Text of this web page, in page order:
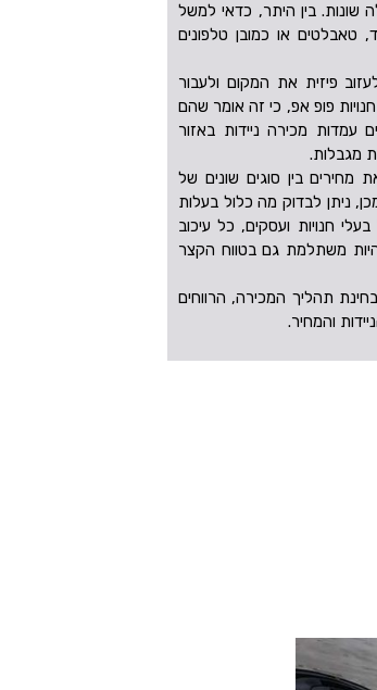
בין היתר, כדאי למשל
או כמובן טלפונים
פיזית את המקום ולעבור
פופ אפ, כי זה אומר שהם
עמדות מכירה ניידות באזור
מגבלות.
מחירים בין סוגים שונים של
ניתן לבדוק מה כלול בעלות
חנויות ועסקים, כל עיכוב
משתלמת גם בטווח הקצר
תהליך המכירה, הרווחים
והמחיר.